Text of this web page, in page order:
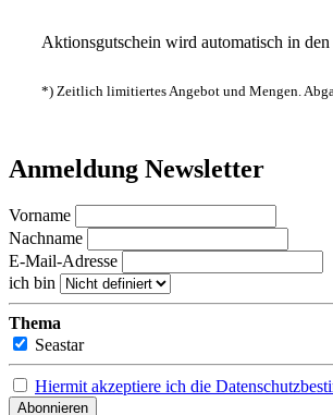
Aktionsgutschein wird automatisch in
*) Zeitlich limitiertes Angebot und Mengen.
Anmeldung Newsletter
Vorname
Nachname
E-Mail-Adresse
ich bin
Thema
Seastar
Hiermit akzeptiere ich die